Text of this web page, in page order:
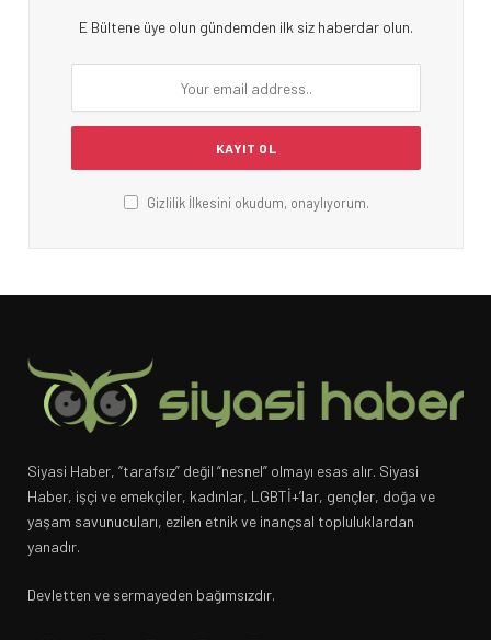
E Bültene üye olun gündemden ilk siz haberdar olun.
Gizlilik İlkesini okudum, onaylıyorum.
Siyasi Haber, “tarafsız” değil “nesnel” olmayı esas alır. Siyasi
Haber, işçi ve emekçiler, kadınlar, LGBTİ+’lar, gençler, doğa ve
yaşam savunucuları, ezilen etnik ve inançsal topluluklardan
yanadır.
Devletten ve sermayeden bağımsızdır.